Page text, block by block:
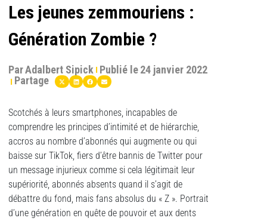
Les jeunes zemmouriens :
Génération Zombie ?
ParAdalbert Sipick Publié le24 janvier 2022
Partage
Scotchés à leurs smartphones, incapables de
comprendre les principes d’intimité et de hiérarchie,
accros au nombre d’abonnés qui augmente ou qui
baisse sur TikTok, fiers d’être bannis de Twitter pour
un message injurieux comme si cela légitimait leur
supériorité, abonnés absents quand il s’agit de
débattre du fond, mais fans absolus du « Z ». Portrait
d’une génération en quête de pouvoir et aux dents